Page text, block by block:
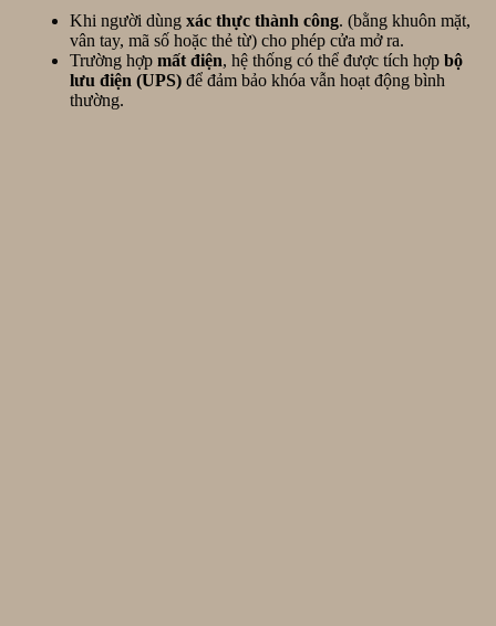
Khi người dùng xác thực thành công. (bằng khuôn mặt,
vân tay, mã số hoặc thẻ từ) cho phép cửa mở ra.
Trường hợp mất điện, hệ thống có thể được tích hợp bộ
lưu điện (UPS) để đảm bảo khóa vẫn hoạt động bình
thường.